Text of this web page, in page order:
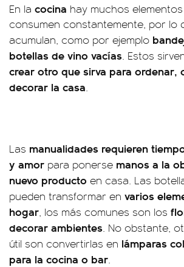
En la cocina hay muchos
consumen constantemente, por lo
acumulan, como por ejemplo
botellas de vino vacías. Estos
crear otro que sirva para ordenar,
decorar la casa.
Las manualidades requieren
y amor para ponerse manos a la
nuevo producto en casa. Las
pueden transformar en varios
hogar, los más comunes son los
decorar ambientes. No obstante,
útil son convertirlas en lámparas
para la cocina o bar.